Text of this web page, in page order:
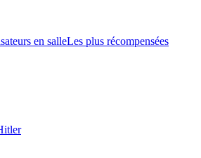
en salleLes plus récompensées